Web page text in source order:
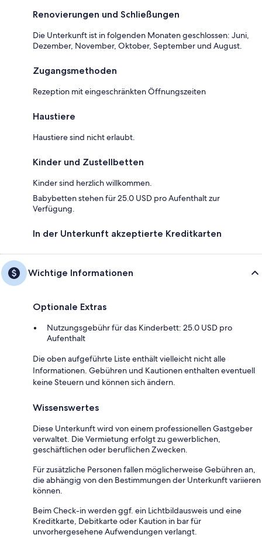
Renovierungen und Schließungen
Die Unterkunft ist in folgenden Monaten geschlossen: Juni,
Dezember, November, Oktober, September und August.
Zugangsmethoden
Rezeption mit eingeschränkten Öffnungszeiten
Haustiere
Haustiere sind nicht erlaubt.
Kinder und Zustellbetten
Kinder sind herzlich willkommen.
Babybetten stehen für 25.0 USD pro Aufenthalt zur
Verfügung.
In der Unterkunft akzeptierte Kreditkarten
Wichtige Informationen
Optionale Extras
Nutzungsgebühr für das Kinderbett: 25.0 USD pro
Aufenthalt
Die oben aufgeführte Liste enthält vielleicht nicht alle
Informationen. Gebühren und Kautionen enthalten eventuell
keine Steuern und können sich ändern.
Wissenswertes
Diese Unterkunft wird von einem professionellen Gastgeber
verwaltet. Die Vermietung erfolgt zu gewerblichen,
geschäftlichen oder beruflichen Zwecken.
Für zusätzliche Personen fallen möglicherweise Gebühren an,
die abhängig von den Bestimmungen der Unterkunft variieren
können.
Beim Check-in werden ggf. ein Lichtbildausweis und eine
Kreditkarte, Debitkarte oder Kaution in bar für
unvorhergesehene Aufwendungen verlangt.